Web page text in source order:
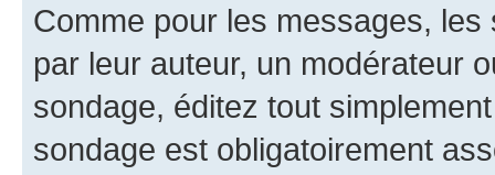
Comme pour les messages,
par leur auteur, un modérateur
sondage, éditez tout
sondage est obligatoirement